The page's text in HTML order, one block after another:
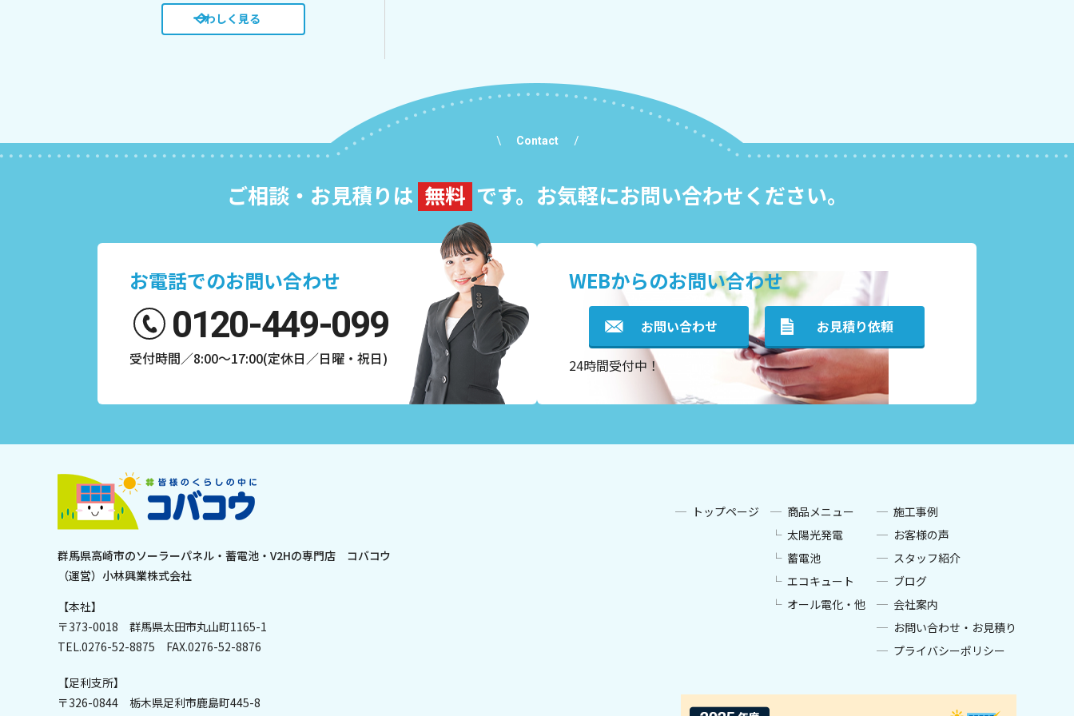
くわしく見る
Contact
ご相談・お見積りは 無料 です。お気軽にお問い合わせください。
お電話でのお問い合わせ
0120-449-099
受付時間／8:00〜17:00(定休日／日曜・祝日)
WEBからのお問い合わせ
お問い合わせ お見積り依頼
24時間受付中！
群馬県高崎市のソーラーパネル・蓄電池・V2Hの専門店 コバコウ
（運営）小林興業株式会社
【本社】
〒373-0018 群馬県太田市丸山町1165-1
TEL.0276-52-8875 FAX.0276-52-8876
【足利支所】
〒326-0844 栃木県足利市鹿島町445-8
トップページ
商品メニュー
太陽光発電
蓄電池
エコキュート
オール電化・他
施工事例
お客様の声
スタッフ紹介
ブログ
会社案内
お問い合わせ・お見積り
プライバシーポリシー